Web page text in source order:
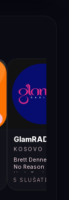
GlamRADIO
KOSOVO
Brett Dennen - Ain't
No Reason (Nicolas
Haelg Remix)
5 SLUŠATELJA